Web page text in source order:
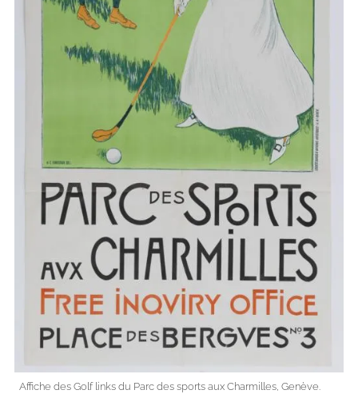
Affiche des Golf links du Parc des sports aux Charmilles, Genève.